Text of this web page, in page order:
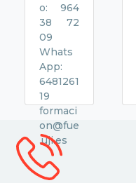
o: 964
38 72
09
Whats
App:
6481261
19
formaci
on@fue
.uji.es